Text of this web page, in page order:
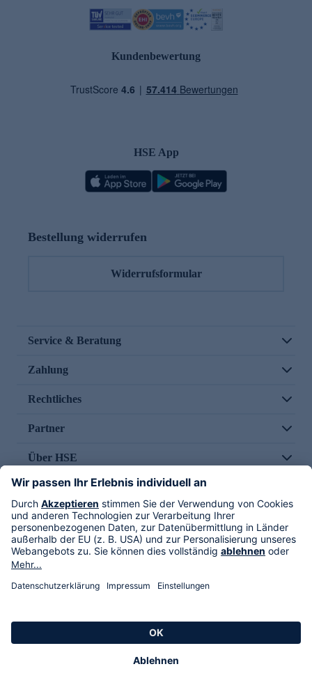
Kundenbewertung
HSE App
Bestellung widerrufen
Widerrufsformular
Service & Beratung
Zahlung
Rechtliches
Partner
Über HSE
Im TV
HSE International